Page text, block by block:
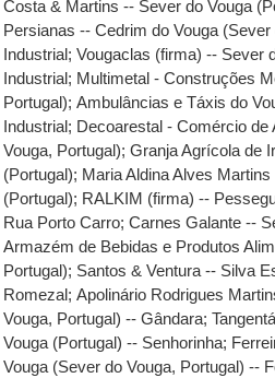
Costa & Martins -- Sever do Vouga
Persianas -- Cedrim do Vouga
Industrial;Vougaclas (firma) -- Sever
Industrial; Multimetal - Construções
Portugal);Ambulâncias e Táxis do
Industrial; Decoarestal - Comércio
Vouga, Portugal);Granja Agrícola de
(Portugal); Maria Aldina Alves
(Portugal); RALKIM (firma) --
Rua Porto Carro;Carnes Galante --
Armazém de Bebidas e Produtos
Portugal); Santos & Ventura -- Silva
Romezal;Apolinário Rodrigues
Vouga, Portugal) -- Gândara;
Vouga (Portugal) -- Senhorinha;
Vouga (Sever do Vouga, Portugal) --